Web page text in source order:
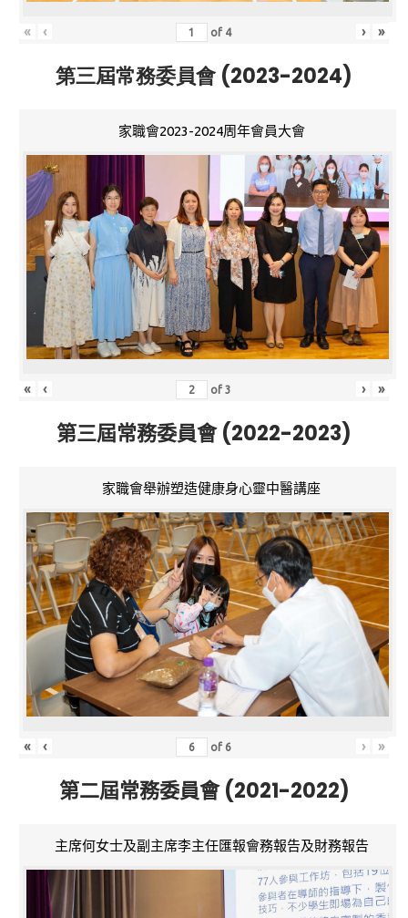
« ‹ of 4 › »
第三屆常務委員會 (2023-2024)
家職會2023-2024周年會員大會
« ‹ of3 › »
第三屆常務委員會 (2022-2023)
家職會舉辦塑造健康身心靈中醫講座
« ‹ of 6 › »
第二屆常務委員會 (2021-2022)
主席何女士及副主席李主任匯報會務報告及財務報告